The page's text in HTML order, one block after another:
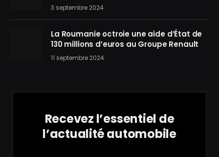
3 septembre 2024
La Roumanie octroie une aide d’État de
130 millions d’euros au Groupe Renault
11 septembre 2024
Recevez l’essentiel de
l’actualité automobile